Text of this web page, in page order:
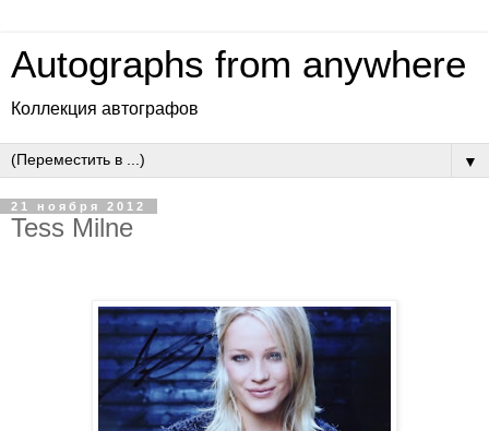
Autographs from anywhere
Коллекция автографов
▼
21 ноября 2012
Tess Milne